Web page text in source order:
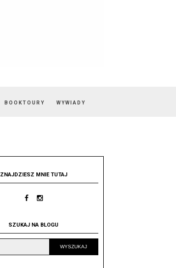
BOOKTOURY WYWIADY
ZNAJDZIESZ MNIE TUTAJ
SZUKAJ NA BLOGU